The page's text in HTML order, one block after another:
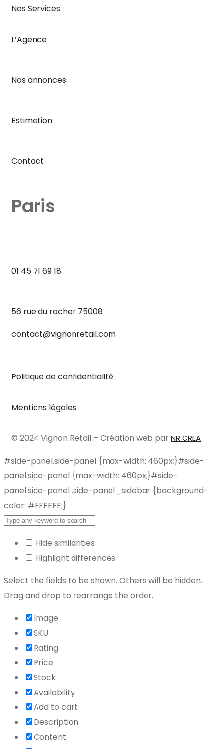
Nos Services
L’Agence
Nos annonces
Estimation
Contact
Paris
01 45 71 69 18
56 rue du rocher 75008
contact@vignonretail.com
Politique de confidentialité
Mentions légales
© 2024 Vignon Retail – Création web parNR CREA
#side-panel.side-panel {max-width: 460px;}#side-
panel.side-panel {max-width: 460px;}#side-
panel.side-panel .side-panel_sidebar {background-
color: #FFFFFF;}
Hide similarities
Highlight differences
Select the fields to be shown. Others will be hidden.
Drag and drop to rearrange the order.
Image
SKU
Rating
Price
Stock
Availability
Add to cart
Description
Content